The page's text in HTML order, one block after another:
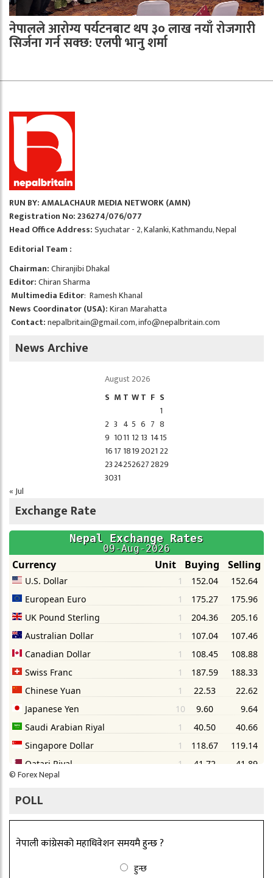
नेपालले आरोग्य पर्यटनबाट थप ३० लाख नयाँ रोजगारी
सिर्जना गर्न सक्छ: एलपी भानु शर्मा
RUN BY: AMALACHAUR MEDIA NETWORK (AMN)
Registration No: 236274/076/077
Head Office Address:Syuchatar - 2, Kalanki, Kathmandu, Nepal
Editorial Team :
Chairman:Chiranjibi Dhakal
Editor:Chiran Sharma
Multimedia Editor: Ramesh Khanal
News Coordinator (USA):Kiran Marahatta
Contact:nepalbritain@gmail.com,info@nepalbritain.com
News Archive
August 2026
S M T WT F S
1
2 3 4 5 6 7 8
9 1011 12 13 1415
1617 1819202122
23242526272829
3031
« Jul
Exchange Rate
©Forex Nepal
POLL
नेपाली कांग्रेसको महाधिवेशन समयमै हुन्छ ?
हुन्छ